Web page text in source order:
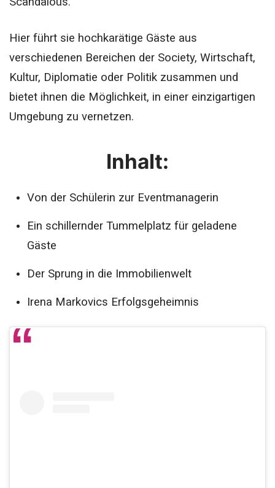
Hier führt sie hochkarätige Gäste aus
verschiedenen Bereichen der Society, Wirtschaft,
Kultur, Diplomatie oder Politik zusammen und
bietet ihnen die Möglichkeit, in einer einzigartigen
Umgebung zu vernetzen.
Inhalt:
Von der Schülerin zur Eventmanagerin
Ein schillernder Tummelplatz für geladene
Gäste
Der Sprung in die Immobilienwelt
Irena Markovics Erfolgsgeheimnis